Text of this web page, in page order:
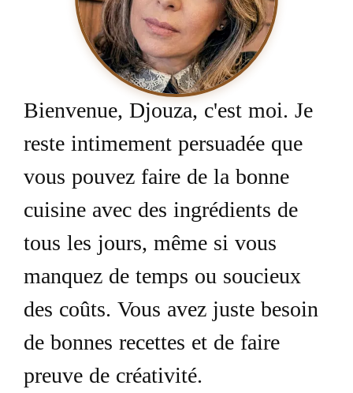
Bienvenue, Djouza, c'est moi. Je
reste intimement persuadée que
vous pouvez faire de la bonne
cuisine avec des ingrédients de
tous les jours, même si vous
manquez de temps ou soucieux
des coûts. Vous avez juste besoin
de bonnes recettes et de faire
preuve de créativité.